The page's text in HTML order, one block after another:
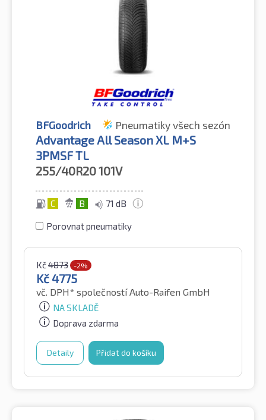
BFGoodrich Pneumatiky všech sezón
Advantage All Season XL M+S
3PMSF TL
255/40R20101V
C B 71 dB
Porovnat pneumatiky
Kč4873 -2%
Kč4775
vč. DPH* společností Auto-Raifen GmbH
NA SKLADĚ
Doprava zdarma
Detaily Přidat do košíku